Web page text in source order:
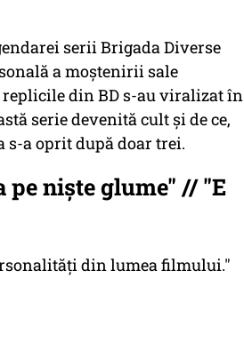
serii Brigada Diverse
a moștenirii sale
din BD s-au viralizat în
serie devenită cult și de ce,
s-a oprit după doar trei.
pe niște glume" // "E
din lumea filmului."